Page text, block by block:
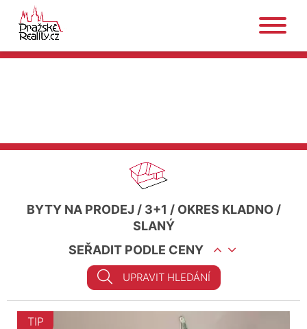
BYTY NA PRODEJ / 3+1 / OKRES KLADNO /
SLANÝ
SEŘADIT PODLE CENY
UPRAVIT HLEDÁNÍ
TIP